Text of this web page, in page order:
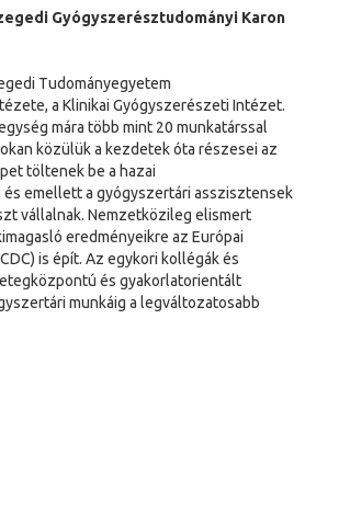
Gyógyszerésztudományi Karon
Tudományegyetem
a Klinikai Gyógyszerészeti Intézet.
mára több mint 20 munkatárssal
közülük a kezdetek óta részesei az
töltenek be a hazai
emellett a gyógyszertári asszisztensek
vállalnak. Nemzetközileg elismert
eredményeikre az Európai
is épít. Az egykori kollégák és
és gyakorlatorientált
munkáig a legváltozatosabb